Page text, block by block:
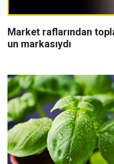
Market raflarından
un markasıydı